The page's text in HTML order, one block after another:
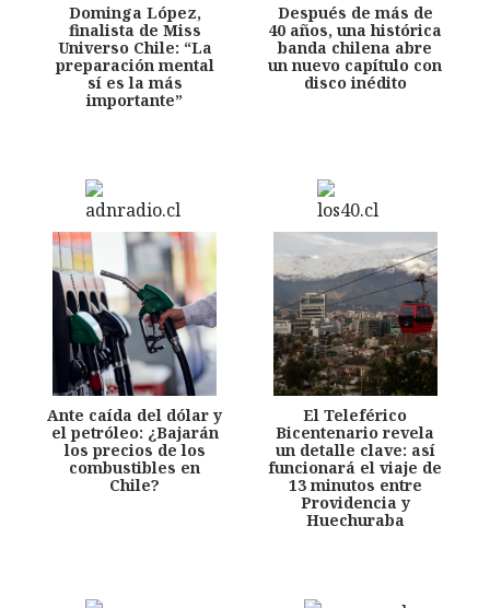
Dominga López,
finalista de Miss
Universo Chile: “La
preparación mental
sí es la más
importante”
Después de más de
40 años, una histórica
banda chilena abre
un nuevo capítulo con
disco inédito
Ante caída del dólar y
el petróleo: ¿Bajarán
los precios de los
combustibles en
Chile?
El Teleférico
Bicentenario revela
un detalle clave: así
funcionará el viaje de
13 minutos entre
Providencia y
Huechuraba